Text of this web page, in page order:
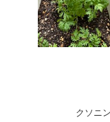
クソニ